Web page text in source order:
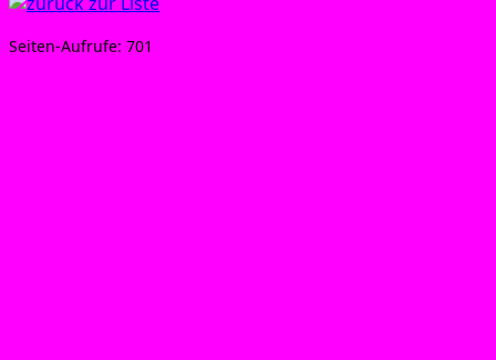
Sei­ten-Auf­ru­fe: 701